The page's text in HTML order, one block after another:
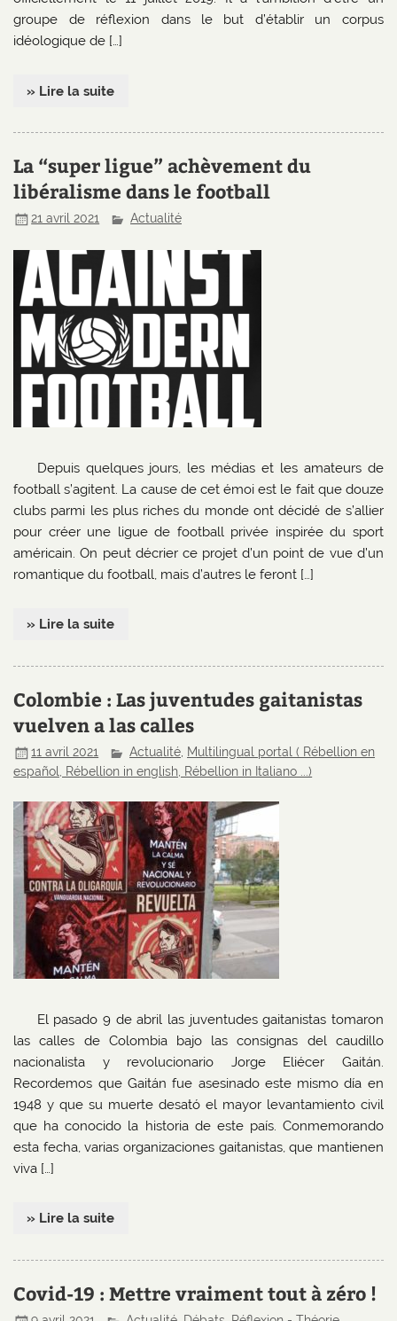
groupe de réflexion dans le but d’établir un corpus
idéologique de […]
» Lire la suite
La “super ligue” achèvement du
libéralisme dans le football
21 avril 2021 Actualité
Depuis quelques jours, les médias et les amateurs de
football s’agitent. La cause de cet émoi est le fait que douze
clubs parmi les plus riches du monde ont décidé de s’allier
pour créer une ligue de football privée inspirée du sport
américain. On peut décrier ce projet d’un point de vue d’un
romantique du football, mais d’autres le feront […]
» Lire la suite
Colombie : Las juventudes gaitanistas
vuelven a las calles
11 avril 2021 Actualité, Multilingual portal ( Rébellion en
español, Rébellion in english, Rébellion in Italiano ...)
El pasado 9 de abril las juventudes gaitanistas tomaron
las calles de Colombia bajo las consignas del caudillo
nacionalista y revolucionario Jorge Eliécer Gaitán.
Recordemos que Gaitán fue asesinado este mismo día en
1948 y que su muerte desató el mayor levantamiento civil
que ha conocido la historia de este país. Conmemorando
esta fecha, varias organizaciones gaitanistas, que mantienen
viva […]
» Lire la suite
Covid-19 : Mettre vraiment tout à zéro !